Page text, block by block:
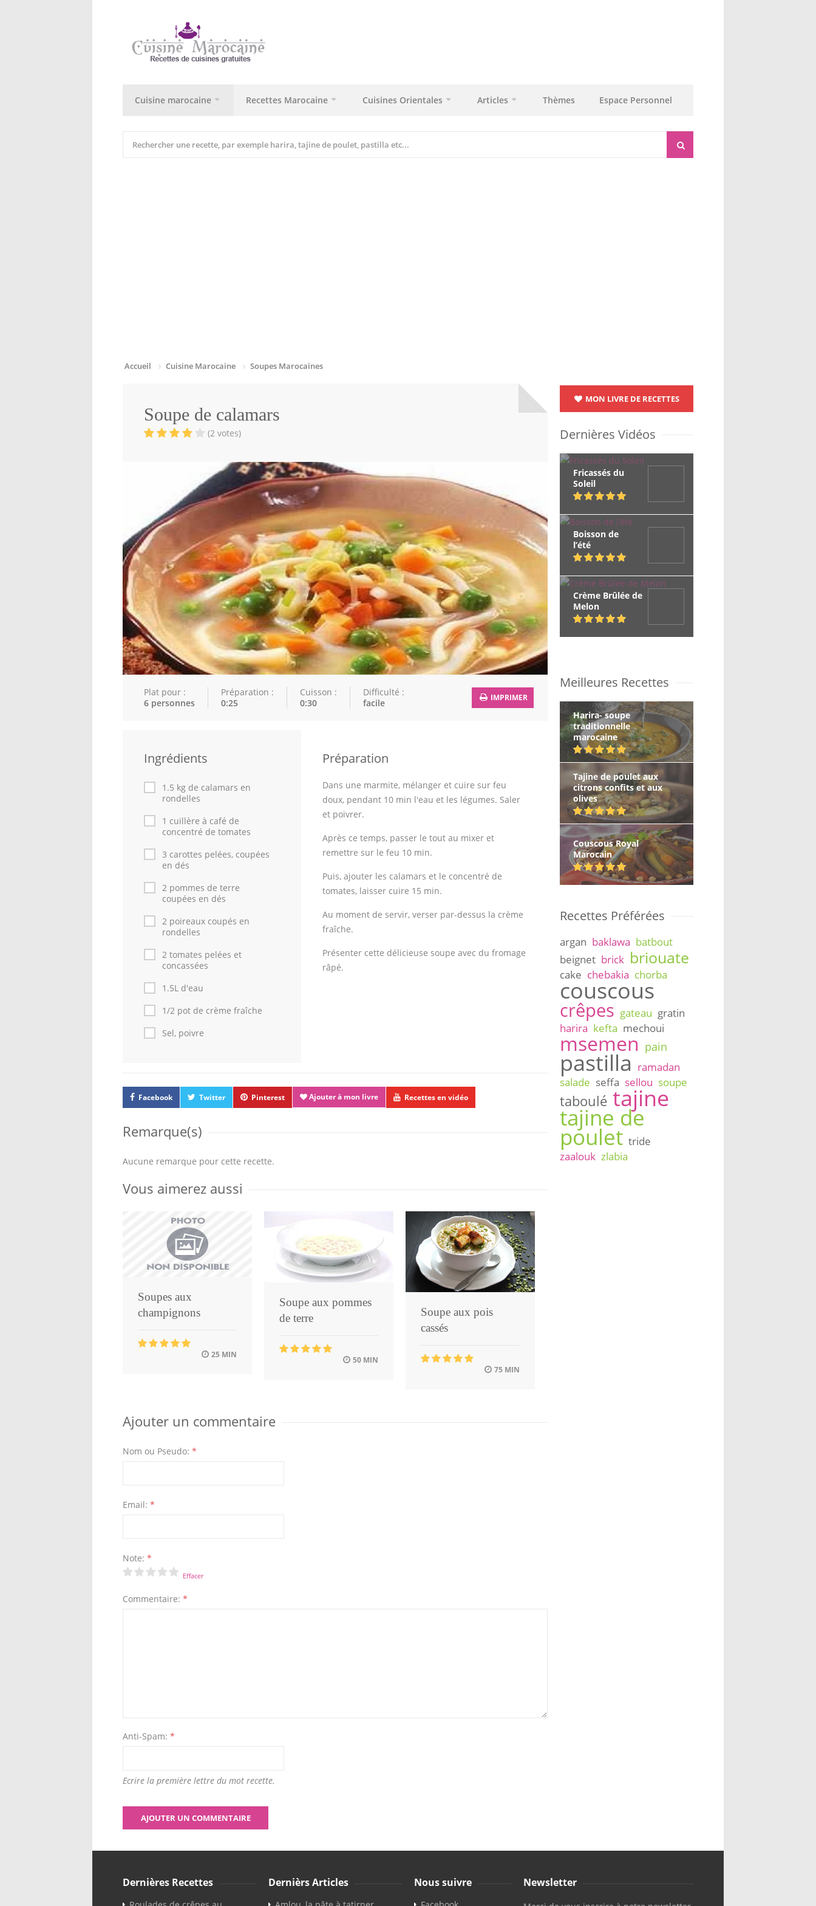
Cuisine marocaine Recettes Marocaine Cuisines Orientales Articles Thèmes Espace Personnel
Accueil Cuisine Marocaine Soupes Marocaines
Soupe de calamars
(2 votes)
Plat pour :
6 personnes
Préparation :
0:25
Cuisson :
0:30
Difficulté :
facile
IMPRIMER
Ingrédients
1.5 kg de calamars en
rondelles
1 cuillère à café de
concentré de tomates
3 carottes pelées, coupées
en dés
2 pommes de terre
coupées en dés
2 poireaux coupés en
rondelles
2 tomates pelées et
concassées
1.5L d'eau
1/2 pot de crème fraîche
Sel, poivre
Préparation
Dans une marmite, mélanger et cuire sur feu
doux, pendant 10 min l'eau et les légumes. Saler
et poivrer.
Après ce temps, passer le tout au mixer et
remettre sur le feu 10 min.
Puis, ajouter les calamars et le concentré de
tomates, laisser cuire 15 min.
Au moment de servir, verser par-dessus la crème
fraîche.
Présenter cette délicieuse soupe avec du fromage
râpé.
Facebook Twitter Pinterest Ajouter à mon livre Recettes en vidéo
Remarque(s)
Aucune remarque pour cette recette.
Vous aimerez aussi
Soupes aux
champignons
25 MIN
Soupe aux pommes
de terre
50 MIN
Soupe aux pois
cassés
75 MIN
Ajouter un commentaire
Nom ou Pseudo: *
Email: *
Note: *
Effacer
Commentaire: *
Anti-Spam: *
Ecrire la première lettre du mot recette.
MON LIVRE DE RECETTES
Dernières Vidéos
Fricassés du
Soleil
Boisson de
l’été
Crème Brûlée de
Melon
Meilleures Recettes
Harira- soupe
traditionnelle
marocaine
Tajine de poulet aux
citrons confits et aux
olives
Couscous Royal
Marocain
Recettes Préférées
argan baklawa batbout
beignet brick briouate
cake chebakia chorba
couscous
crêpes gateau gratin
harira kefta mechoui
msemen pain
pastilla ramadan
salade seffa sellou soupe
taboulé tajine
tajine de
poulet tride
zaalouk zlabia
Dernières Recettes Dernièrs Articles Nous suivre Newsletter